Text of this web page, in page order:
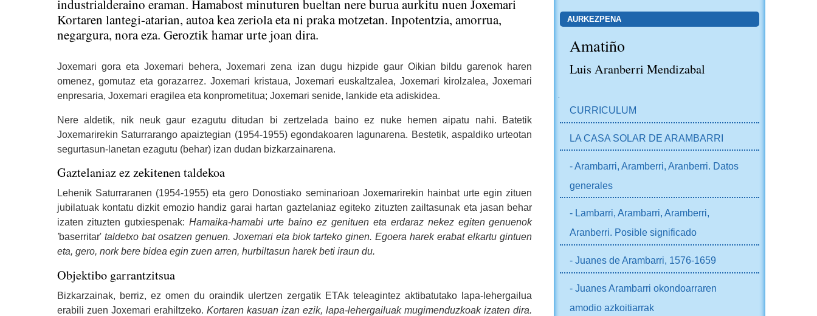
industrialderaino eraman. Hamabost minuturen bueltan nere burua aurkitu nuen Joxemari
Kortaren lantegi-atarian, autoa kea zeriola eta ni praka motzetan. Inpotentzia, amorrua,
negargura, nora eza. Geroztik hamar urte joan dira.
Joxemari gora eta Joxemari behera, Joxemari zena izan dugu hizpide gaur Oikian bildu garenok haren
omenez, gomutaz eta gorazarrez. Joxemari kristaua, Joxemari euskaltzalea, Joxemari kirolzalea, Joxemari
enpresaria, Joxemari eragilea eta konprometitua; Joxemari senide, lankide eta adiskidea.
Nere aldetik, nik neuk gaur ezagutu ditudan bi zertzelada baino ez nuke hemen aipatu nahi. Batetik
Joxemarirekin Saturrarango apaiztegian (1954-1955) egondakoaren lagunarena. Bestetik, aspaldiko urteotan
segurtasun-lanetan ezagutu (behar) izan dudan bizkarzainarena.
Gaztelaniaz ez zekitenen taldekoa
Lehenik Saturraranen (1954-1955) eta gero Donostiako seminarioan Joxemarirekin hainbat urte egin zituen
jubilatuak kontatu dizkit emozio handiz garai hartan gaztelaniaz egiteko zituzten zailtasunak eta jasan behar
izaten zituzten gutxiespenak:Hamaika-hamabi urte baino ez genituen eta erdaraz nekez egiten genuenok
'baserritar'taldetxo bat osatzen genuen. Joxemari eta biok tarteko ginen. Egoera harek erabat elkartu gintuen
eta, gero, nork bere bidea egin zuen arren, hurbiltasun harek beti iraun du.
Objektibo garrantzitsua
Bizkarzainak, berriz, ez omen du oraindik ulertzen zergatik ETAk teleagintez aktibatutako lapa-lehergailua
erabili zuen Joxemari erahiltzeko. Kortaren kasuan izan ezik, lapa-lehergailuak mugimenduzkoak izaten dira.
AURKEZPENA
Amatiño
Luis Aranberri Mendizabal
CURRICULUM
LA CASA SOLAR DE ARAMBARRI
- Arambarri, Aramberri, Aranberri. Datos
generales
- Lambarri, Arambarri, Aramberri,
Aranberri. Posible significado
- Juanes de Arambarri, 1576-1659
- Juanes Arambarri okondoarraren
amodio azkoitiarrak